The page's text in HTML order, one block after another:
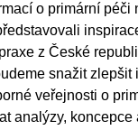
o primární péči
z České
snažit zlepšit
veřejnosti o
analýzy, koncepce